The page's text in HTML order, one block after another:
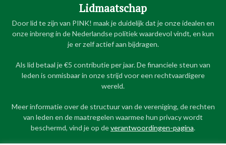
Lidmaatschap
Door lid te zijn van PINK! maak je duidelijk dat je onze idealen en
onze inbreng in de Nederlandse politiek waardevol vindt, en kun
je er zelf actief aan bijdragen.
Als lid betaal je €5 contributie per jaar. De financiele steun van
leden is onmisbaar in onze strijd voor een rechtvaardigere
wereld.
Meer informatie over de structuur van de vereniging, de rechten
van leden en de maatregelen waarmee hun privacy wordt
beschermd, vind je op deverantwoordingen-pagina.